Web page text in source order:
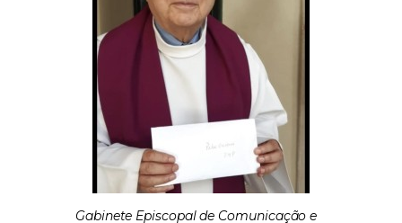
Gabinete Episcopal de Comunicação e